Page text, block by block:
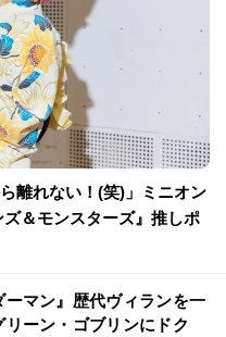
離れない！(笑)」ミニオン
＆モンスターズ』推しポ
ーマン』歴代ヴィランを一
リーン・ゴブリンにドク